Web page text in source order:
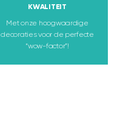
KWALITEIT
Met onze hoogwaardige
decoraties voor de perfecte
“wow-factor”!